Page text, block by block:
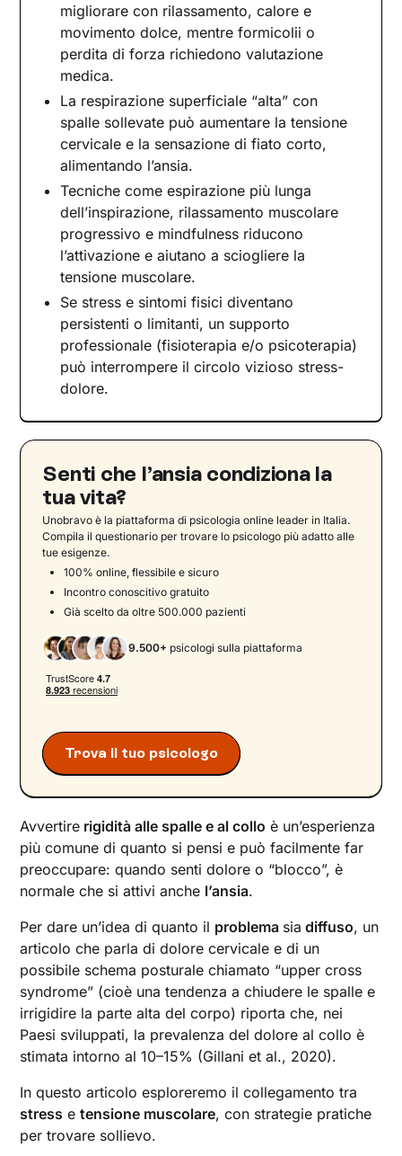
Tecniche di rilassamento che sciolgono
anche la mente
Strategie e rimedi per stare meglio
Un nuovo inizio: quando chiedere aiuto fa la
differenza
migliorare con rilassamento, calore e
movimento dolce, mentre formicolii o
perdita di forza richiedono valutazione
medica.
La respirazione superficiale “alta” con
spalle sollevate può aumentare la tensione
cervicale e la sensazione di fiato corto,
alimentando l’ansia.
Tecniche come espirazione più lunga
dell’inspirazione, rilassamento muscolare
progressivo e mindfulness riducono
l’attivazione e aiutano a sciogliere la
tensione muscolare.
Se stress e sintomi fisici diventano
persistenti o limitanti, un supporto
professionale (fisioterapia e/o psicoterapia)
può interrompere il circolo vizioso stress-
dolore.
Senti che l’ansia condiziona la
tua vita?
Unobravo è la piattaforma di psicologia online leader in Italia.
Compila il questionario per trovare lo psicologo più adatto alle
tue esigenze.
Trova il tuo psicologo
100% online, flessibile e sicuro
Incontro conoscitivo gratuito
Già scelto da oltre 500.000 pazienti
9.500+ psicologi sulla piattaforma
Avvertire rigidità alle spalle e al collo è un’esperienza
più comune di quanto si pensi e può facilmente far
preoccupare: quando senti dolore o “blocco”, è
normale che si attivi anche l’ansia.
Per dare un’idea di quanto il problema sia diffuso, un
articolo che parla di dolore cervicale e di un
possibile schema posturale chiamato “upper cross
syndrome” (cioè una tendenza a chiudere le spalle e
irrigidire la parte alta del corpo) riporta che, nei
Paesi sviluppati, la prevalenza del dolore al collo è
stimata intorno al 10–15% (Gillani et al., 2020).
In questo articolo esploreremo il collegamento tra
stress etensione muscolare, con strategie pratiche
per trovare sollievo.